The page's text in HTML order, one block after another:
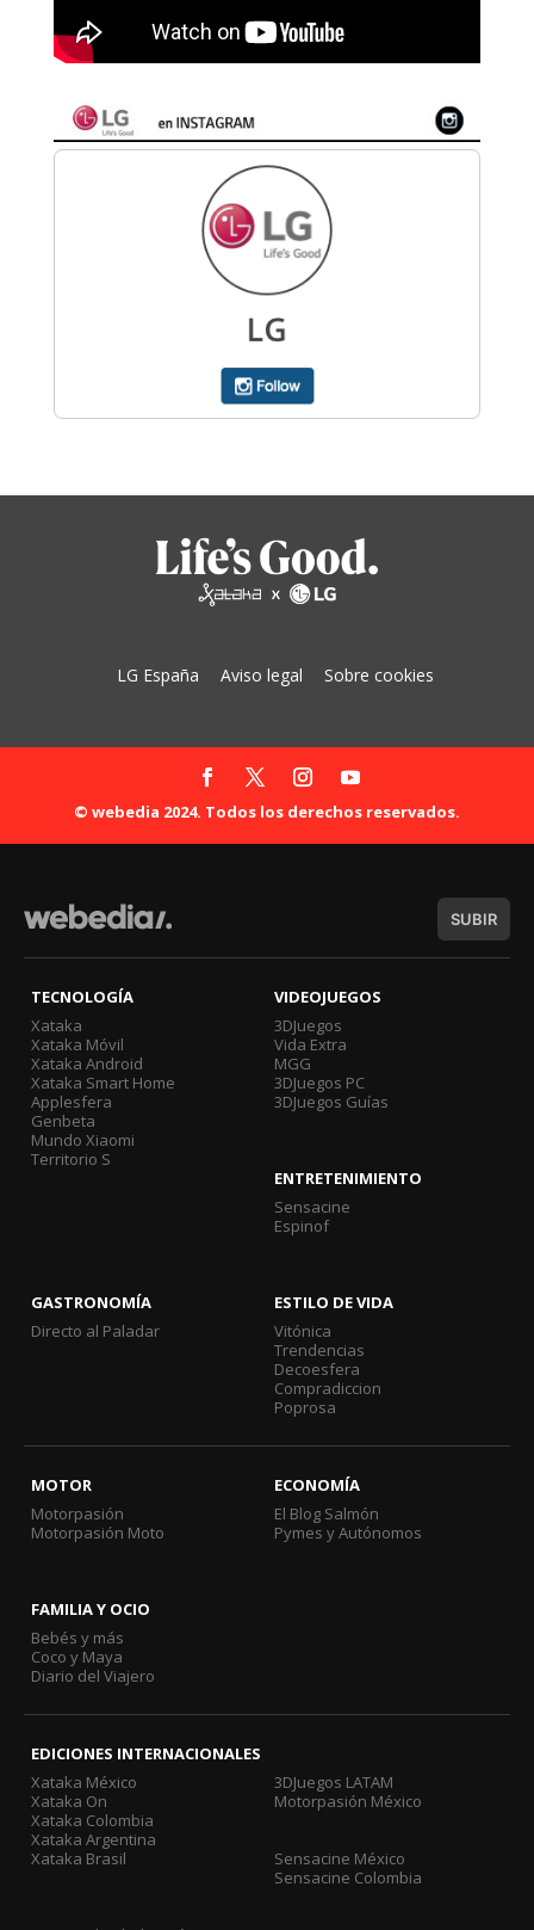
LG España Aviso legal Sobre cookies
© webedia 2024. Todos los derechos reservados.
SUBIR
TECNOLOGÍA
Xataka
Xataka Móvil
Xataka Android
Xataka Smart Home
Applesfera
Genbeta
Mundo Xiaomi
Territorio S
VIDEOJUEGOS
3DJuegos
Vida Extra
MGG
3DJuegos PC
3DJuegos Guías
ENTRETENIMIENTO
Sensacine
Espinof
GASTRONOMÍA
Directo al Paladar
ESTILO DE VIDA
Vitónica
Trendencias
Decoesfera
Compradiccion
Poprosa
MOTOR
Motorpasión
Motorpasión Moto
ECONOMÍA
El Blog Salmón
Pymes y Autónomos
FAMILIA Y OCIO
Bebés y más
Coco y Maya
Diario del Viajero
EDICIONES INTERNACIONALES
Xataka México
Xataka On
Xataka Colombia
Xataka Argentina
Xataka Brasil
3DJuegos LATAM
Motorpasión México
Sensacine México
Sensacine Colombia